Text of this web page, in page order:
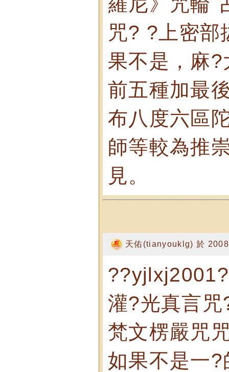
咒? ?上密
果不是，麻
前五種加最
布八度六區
師等較為推
見。
天佑(tianyouklg) 於
灌?光真言
梵文楞嚴咒
如果不是一